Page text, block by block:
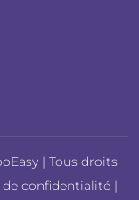
| Tous droits
confidentialité |